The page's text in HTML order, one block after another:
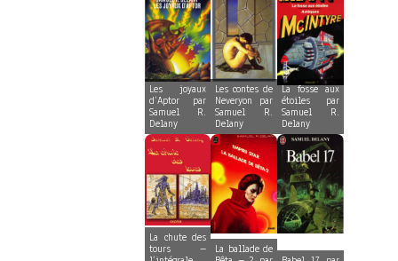
Les joyaux
d’Aptor par
Samuel R.
Delany
Les contes de
Neveryon par
Samuel R.
Delany
La fosse aux
étoiles par
Samuel R.
Delany
La chute des
tours –
La ballade de